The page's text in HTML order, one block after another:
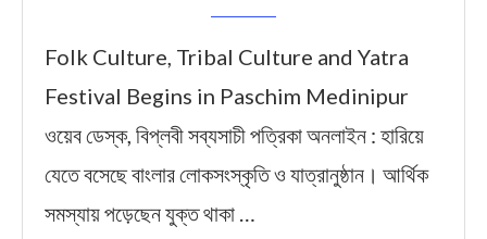
Folk Culture, Tribal Culture and Yatra
Festival Begins in Paschim Medinipur
ওয়েব ডেস্ক, বিপ্লবী সব্যসাচী পত্রিকা অনলাইন : হারিয়ে
যেতে বসেছে বাংলার লোকসংস্কৃতি ও যাত্রানুষ্ঠান। আর্থিক
সমস্যায় পড়েছেন যুক্ত থাকা …